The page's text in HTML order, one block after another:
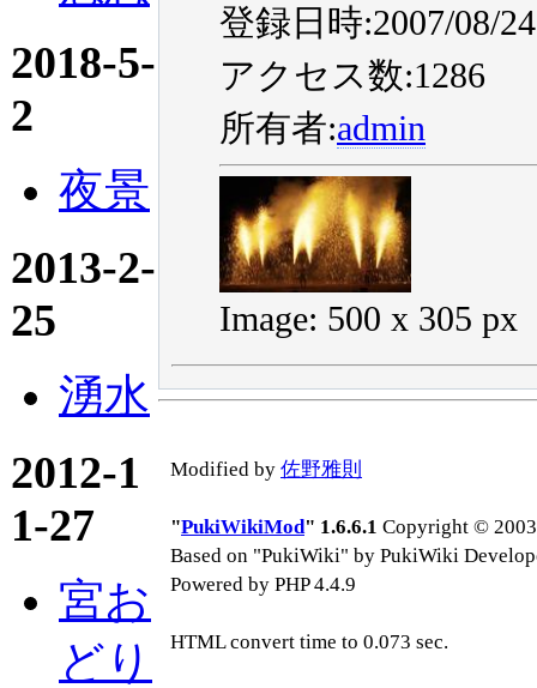
2018-5-
2
夜景
2013-2-
25
湧水
2012-1
1-27
宮お
どり
登録日時:2007/08/
アクセス数:1286
所有者:admin
Image: 500 x 305 px
Modified by 佐野雅則
"PukiWikiMod" 1.6.6.1 Copyright ©
Based on "PukiWiki" by PukiWiki
Powered by PHP 4.4.9
HTML convert time to 0.073 sec.